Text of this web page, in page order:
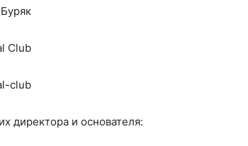
Club
club
директора и основателя: